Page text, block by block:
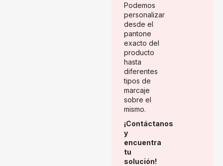
Podemos
personalizar
desde el
pantone
exacto del
producto
hasta
diferentes
tipos de
marcaje
sobre el
mismo.
¡Contáctanos
y
encuentra
tu
solución!